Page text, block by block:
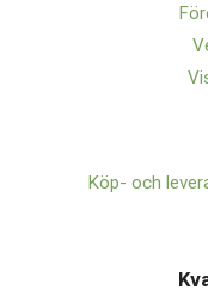
Köp- och